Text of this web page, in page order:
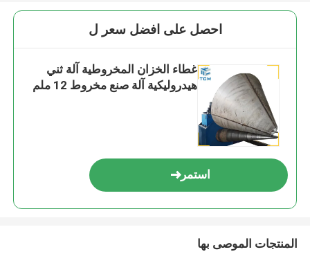
احصل على افضل سعر ل
غطاء الخزان المخروطية آلة ثني
هيدروليكية آلة صنع مخروط 12 ملم
استمر
المنتجات الموصى بها